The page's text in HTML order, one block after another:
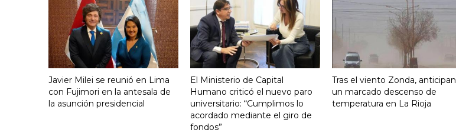
Javier Milei se reunió en Lima
con Fujimori en la antesala de
la asunción presidencial
El Ministerio de Capital
Humano criticó el nuevo paro
universitario: “Cumplimos lo
acordado mediante el giro de
fondos”
Tras el viento Zonda, anticipan
un marcado descenso de
temperatura en La Rioja